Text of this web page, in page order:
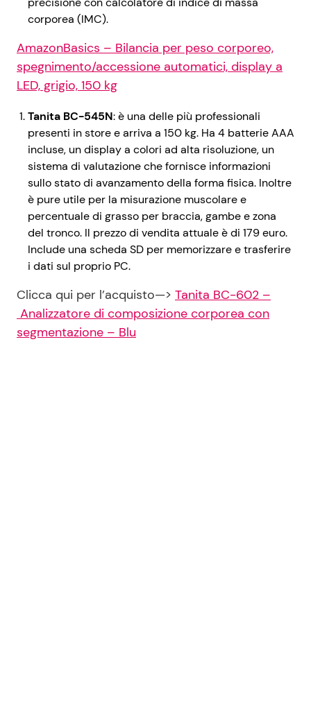
corporea (IMC).
AmazonBasics – Bilancia per peso corporeo,
spegnimento/accessione automatici, display a
LED, grigio, 150 kg
Tanita BC-545N: è una delle più professionali
presenti in store e arriva a 150 kg. Ha 4 batterie AAA
incluse, un display a colori ad alta risoluzione, un
sistema di valutazione che fornisce informazioni
sullo stato di avanzamento della forma fisica. Inoltre
è pure utile per la misurazione muscolare e
percentuale di grasso per braccia, gambe e zona
del tronco. Il prezzo di vendita attuale è di 179 euro.
Include una scheda SD per memorizzare e trasferire
i dati sul proprio PC.
Clicca qui per l’acquisto—> Tanita BC-602 –
Analizzatore di composizione corporea con
segmentazione – Blu